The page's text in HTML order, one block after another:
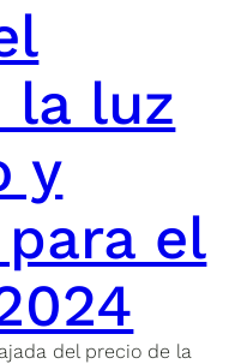
la luz
y
el
del precio de la